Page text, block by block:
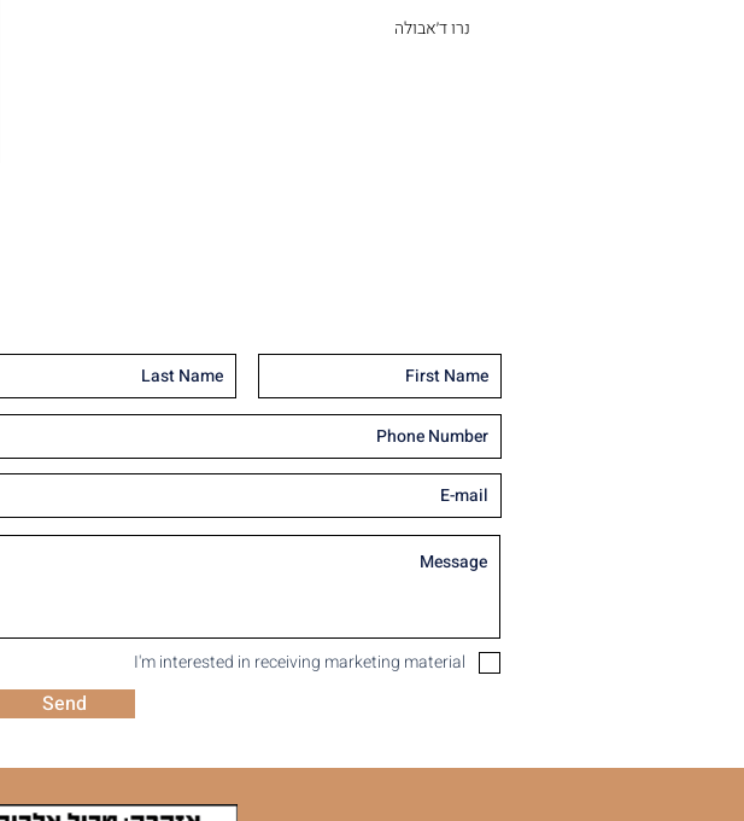
נרו ד׳אבולה
I'm interested in receiving marketing material
Send